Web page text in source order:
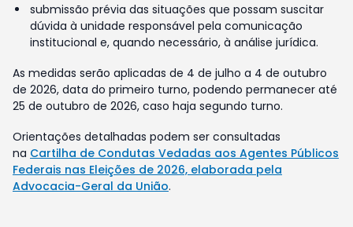
submissão prévia das situações que possam suscitar
dúvida à unidade responsável pela comunicação
institucional e, quando necessário, à análise jurídica.
As medidas serão aplicadas de 4 de julho a 4 de outubro
de 2026, data do primeiro turno, podendo permanecer até
25 de outubro de 2026, caso haja segundo turno.
Orientações detalhadas podem ser consultadas
na Cartilha de Condutas Vedadas aos Agentes Públicos
Federais nas Eleições de 2026, elaborada pela
Advocacia-Geral da União.